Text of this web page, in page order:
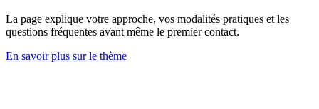
La page explique votre approche, vos modalités pratiques et les
questions fréquentes avant même le premier contact.
En savoir plus sur le thème